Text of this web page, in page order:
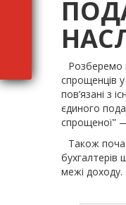
Розберемо
спрощенців
пов’язані з
єдиного
спрощеної”
Також
межі доходу.